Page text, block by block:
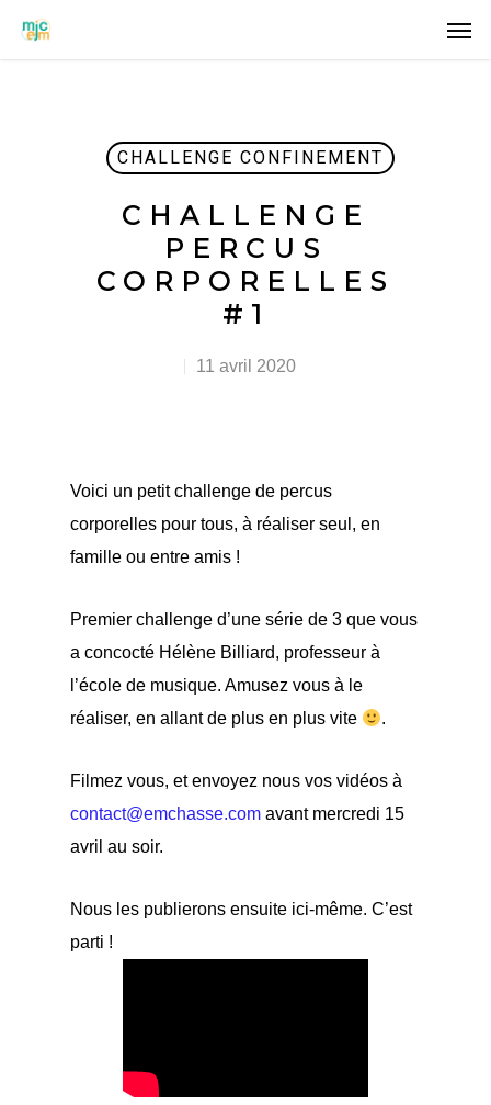
CHALLENGE CONFINEMENT
CHALLENGE
PERCUS
CORPORELLES
#1
11 avril 2020
Voici un petit challenge de percus
corporelles pour tous, à réaliser seul, en
famille ou entre amis !
Premier challenge d’une série de 3 que vous
a concocté Hélène Billiard, professeur à
l’école de musique. Amusez vous à le
réaliser, en allant de plus en plus vite
.
Filmez vous, et envoyez nous vos vidéos à
contact@emchasse.com avant mercredi 15
avril au soir.
Nous les publierons ensuite ici-même. C’est
parti !